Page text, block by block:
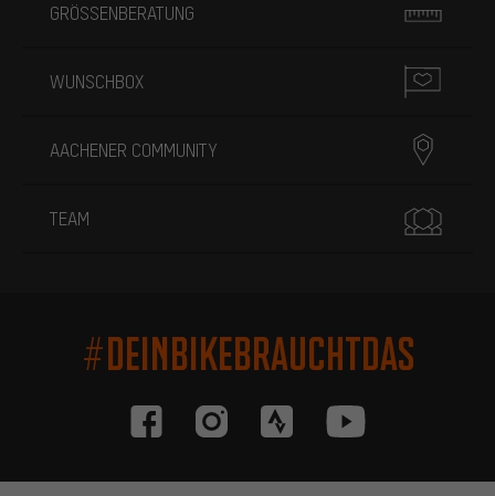
GRÖSSENBERATUNG
WUNSCHBOX
AACHENER COMMUNITY
TEAM
#DEINBIKEBRAUCHTDAS